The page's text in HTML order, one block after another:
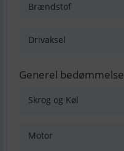
Brændstof
Drivaksel
Generel bedømmelse
Skrog og Køl
Motor